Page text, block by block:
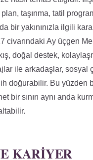
taşınma, tatil
bir yakınınızla ilgili
civarındaki Ay üçgen
doğal destek,
ile arkadaşlar, sosyal
doğurabilir. Bu yüzden
bir sınırı aynı anda
KARIYER